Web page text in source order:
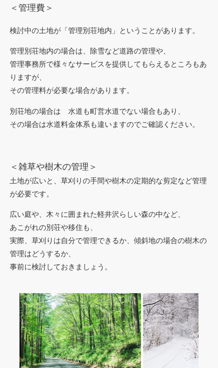
＜管理費＞
検討中の土地が「管理別荘地内」ということがあります。
管理別荘地内の場合は、除雪など道路の管理や、
管理事務所で様々なサービスを提供してもらえるところもあ
りますが、
その管理料が必要な場合があります。
別荘地の場合は 水道も町営水道でない場合もあり、
その場合は水道料金体系も違いますのでご確認ください。
＜雑草や樹木の管理＞
土地が広いと、草刈りの手間や樹木の定期的な剪定など管理
が必要です。
広い庭や、木々に囲まれた軽井沢らしい森の中など、
あこがれの別荘や移住も、
実際、草刈りは自分で管理できるか、傾斜地の場合の樹木の
管理はどうするか、
事前に検討しておきましょう。